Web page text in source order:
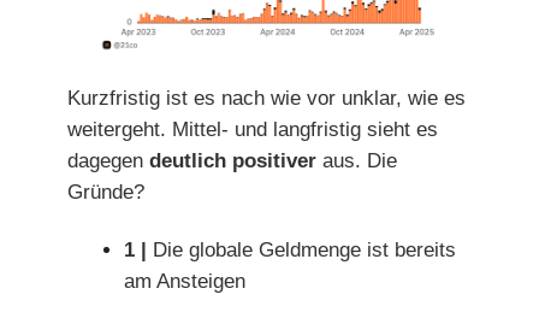
Kurzfristig ist es nach wie vor unklar, wie es
weitergeht. Mittel- und langfristig sieht es
dagegen deutlich positiver aus. Die
Gründe?
1 |
Die globale Geldmenge ist bereits
am Ansteigen